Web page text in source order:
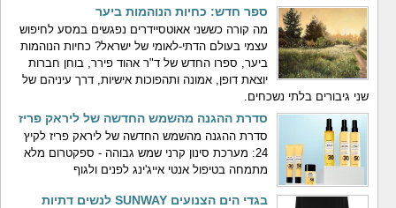
ספר חדש: כחיות הנוהמות ביער
מה קורה כששני אאוטסיידרים נפגשים במסע לחיפוש
עצמי בעולם הדתי-לאומי של ישראל? כחיות הנוהמות
ביער, ספרו החדש של ד"ר אהוד פירר, בוחן חברות
יוצאת דופן, אמונה ותהפוכות אישיות, דרך עיניהם של
שני גיבורים בלתי נשכחים.
סדרת ההגנה מהשמש החדשה של ליראק פריז
סדרת ההגנה מהשמש החדשה של ליראק פריז לקיץ
24: מערכת סינון קרני שמש גבוהה - ספקטרום מלא
מתמחה בטיפול אנטי אייג'ינג לפנים ולגוף
בגדי הים הצנועים SUNWAY לנשים דתיות